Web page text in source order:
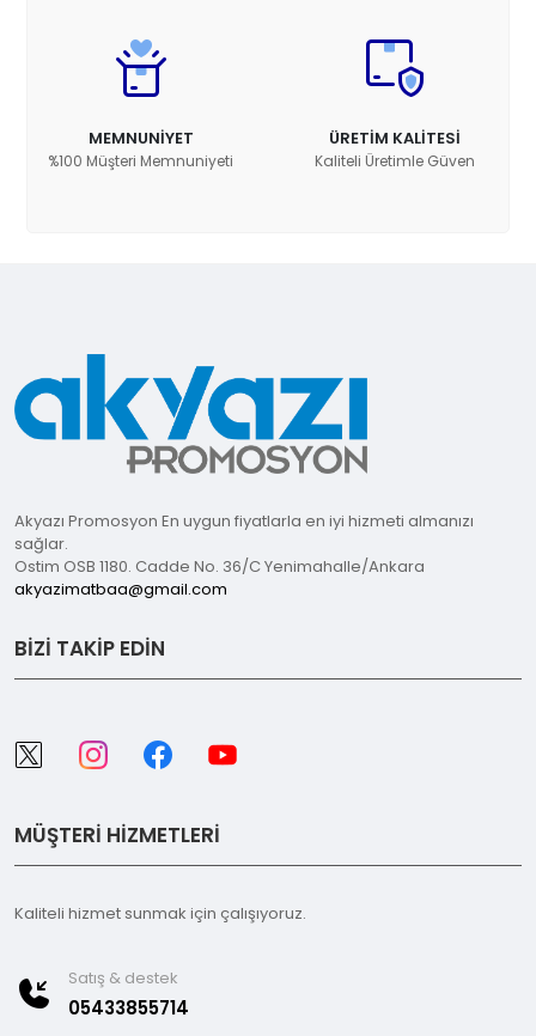
MEMNUNİYET
%100 Müşteri Memnuniyeti
ÜRETİM KALİTESİ
Kaliteli Üretimle Güven
Akyazı Promosyon En uygun fiyatlarla en iyi hizmeti almanızı
sağlar.
Ostim OSB 1180. Cadde No. 36/C Yenimahalle/Ankara
akyazimatbaa@gmail.com
BİZİ TAKİP EDİN
MÜŞTERİ HİZMETLERİ
Kaliteli hizmet sunmak için çalışıyoruz.
Satış & destek
05433855714